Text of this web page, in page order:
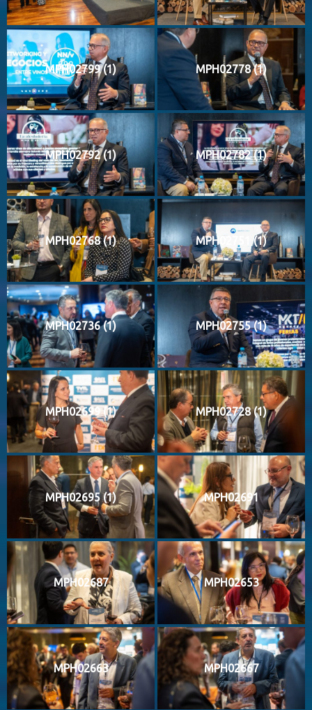
MPH02799 (1) MPH02778 (1)
MPH02792 (1) MPH02782 (1)
MPH02768 (1) MPH02751 (1)
MPH02736 (1) MPH02755 (1)
MPH02699 (1) MPH02728 (1)
MPH02695 (1) MPH02691
MPH02687 MPH02653
MPH02663 MPH02667